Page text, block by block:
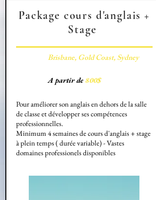
Package cours d'anglais +
Stage
Brisbane, Gold Coast, Sydney
A partir de 800$
Pour améliorer son anglais en dehors de la salle
de classe et développer ses compétences
professionnelles.
Minimum 4 semaines de cours d'anglais + stage
à plein temps ( durée variable) - Vastes
domaines professionels disponibles